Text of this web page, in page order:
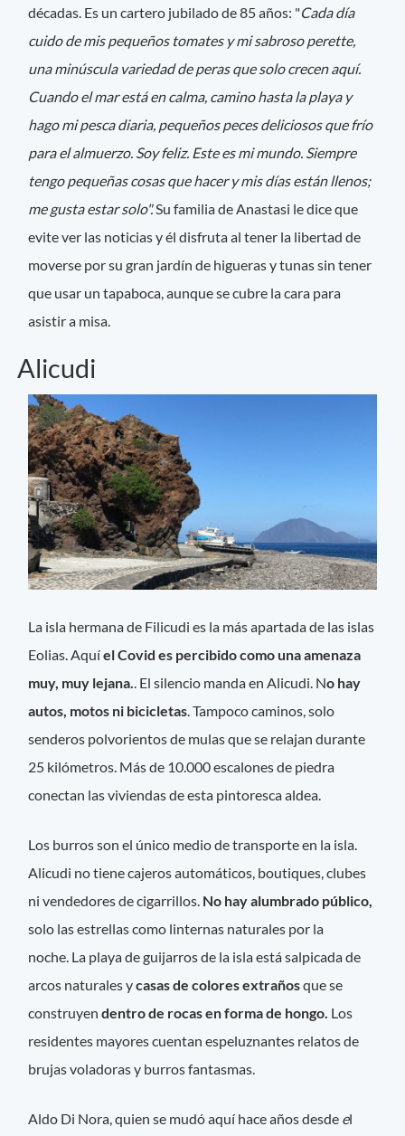
décadas. Es un cartero jubilado de 85 años: "Cada día
cuido de mis pequeños tomates y mi sabroso perette,
una minúscula variedad de peras que solo crecen aquí.
Cuando el mar está en calma, camino hasta la playa y
hago mi pesca diaria, pequeños peces deliciosos que frío
para el almuerzo. Soy feliz. Este es mi mundo. Siempre
tengo pequeñas cosas que hacer y mis días están llenos;
me gusta estar solo".Su familia de Anastasi le dice que
evite ver las noticias y él disfruta al tener la libertad de
moverse por su gran jardín de higueras y tunas sin tener
que usar un tapaboca, aunque se cubre la cara para
asistir a misa.
Alicudi
La isla hermana de Filicudi es la más apartada de las islas
Eolias. Aquíel Covid es percibido como una amenaza
muy, muy lejana. . El silencio manda en Alicudi. No hay
autos, motos ni bicicletas . Tampoco caminos, solo
senderos polvorientos de mulas que se relajan durante
25 kilómetros. Más de 10.000 escalones de piedra
conectan las viviendas de esta pintoresca aldea.
Los burros son el único medio de transporte en la isla.
Alicudi no tiene cajeros automáticos, boutiques, clubes
ni vendedores de cigarrillos. No hay alumbrado público,
solo las estrellas como linternas naturales por la
noche. La playa de guijarros de la isla está salpicada de
arcos naturales ycasas de colores extrañosque se
construyendentro de rocas en forma de hongo. Los
residentes mayores cuentan espeluznantes relatos de
brujas voladoras y burros fantasmas.
Aldo Di Nora, quien se mudó aquí hace años desde el